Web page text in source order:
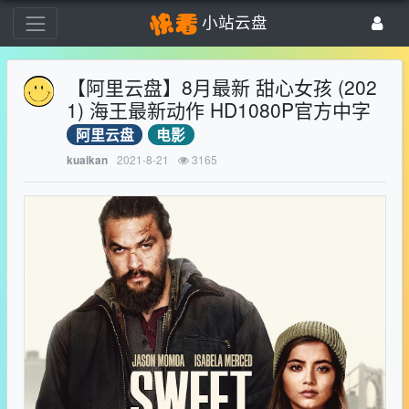
小站云盘
【阿里云盘】8月最新 甜心女孩 (202
1) 海王最新动作 HD1080P官方中字
阿里云盘 电影
kuaikan 2021-8-21 3165